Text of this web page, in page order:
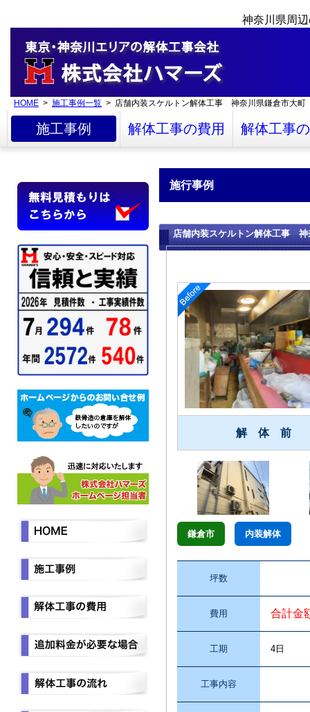
神奈川県周
HOME > 施工事例一覧 > 店舗内装スケルトン解体工事 神奈川県鎌倉市大町
施工事例 解体工事の費用 解体工事
施行事例
店舗内装スケルトン解体工事 神
解 体 前
鎌倉市 内装解体
坪数
費用 合計金
工期 4日
工事内容